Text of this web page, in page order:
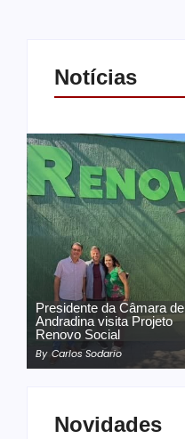
Notícias
Presidente da Câmara de
Andradina visita Projeto
Renovo Social
By Carlos Sodario
Novidades